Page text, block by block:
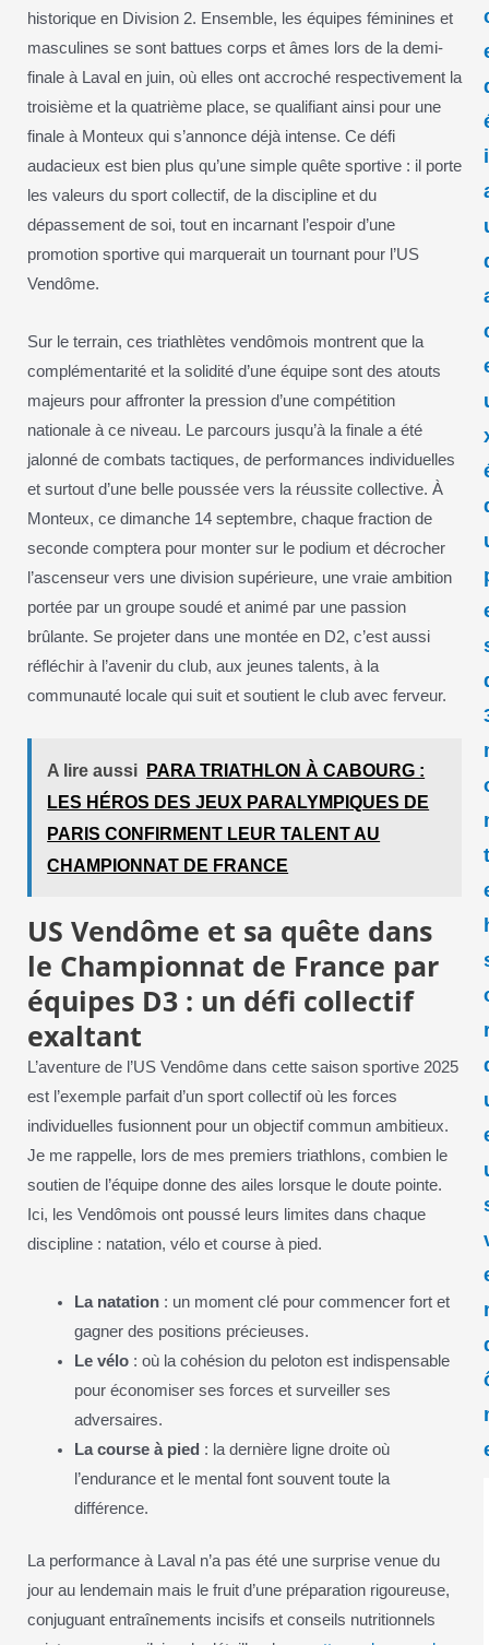
historique en Division 2. Ensemble, les équipes féminines et
masculines se sont battues corps et âmes lors de la demi-
finale à Laval en juin, où elles ont accroché respectivement la
troisième et la quatrième place, se qualifiant ainsi pour une
finale à Monteux qui s’annonce déjà intense. Ce défi
audacieux est bien plus qu’une simple quête sportive : il porte
les valeurs du sport collectif, de la discipline et du
dépassement de soi, tout en incarnant l’espoir d’une
promotion sportive qui marquerait un tournant pour l’US
Vendôme.
Sur le terrain, ces triathlètes vendômois montrent que la
complémentarité et la solidité d’une équipe sont des atouts
majeurs pour affronter la pression d’une compétition
nationale à ce niveau. Le parcours jusqu’à la finale a été
jalonné de combats tactiques, de performances individuelles
et surtout d’une belle poussée vers la réussite collective. À
Monteux, ce dimanche 14 septembre, chaque fraction de
seconde comptera pour monter sur le podium et décrocher
l’ascenseur vers une division supérieure, une vraie ambition
portée par un groupe soudé et animé par une passion
brûlante. Se projeter dans une montée en D2, c’est aussi
réfléchir à l’avenir du club, aux jeunes talents, à la
communauté locale qui suit et soutient le club avec ferveur.
A lire aussi
PARA TRIATHLON À CABOURG :
LES HÉROS DES JEUX PARALYMPIQUES DE
PARIS CONFIRMENT LEUR TALENT AU
CHAMPIONNAT DE FRANCE
US Vendôme et sa quête dans
le Championnat de France par
équipes D3 : un défi collectif
exaltant
L’aventure de l’US Vendôme dans cette saison sportive 2025
est l’exemple parfait d’un sport collectif où les forces
individuelles fusionnent pour un objectif commun ambitieux.
Je me rappelle, lors de mes premiers triathlons, combien le
soutien de l’équipe donne des ailes lorsque le doute pointe.
Ici, les Vendômois ont poussé leurs limites dans chaque
discipline : natation, vélo et course à pied.
La natation : un moment clé pour commencer fort et
gagner des positions précieuses.
Le vélo : où la cohésion du peloton est indispensable
pour économiser ses forces et surveiller ses
adversaires.
La course à pied : la dernière ligne droite où
l’endurance et le mental font souvent toute la
différence.
La performance à Laval n’a pas été une surprise venue du
jour au lendemain mais le fruit d’une préparation rigoureuse,
conjuguant entraînements incisifs et conseils nutritionnels
i